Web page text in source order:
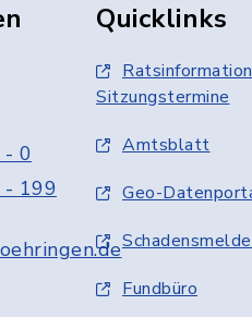
0
199
Quicklinks
Sitzungstermine
Amtsblatt
Geo-
Fundbüro